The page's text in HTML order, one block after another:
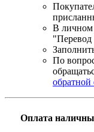
В личном
"Перевод
По
обратной
Оплата